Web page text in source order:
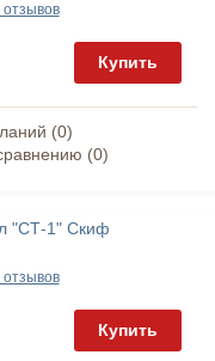
отзывов
Купить
(0)
(0)
"СТ-1" Скиф
отзывов
Купить